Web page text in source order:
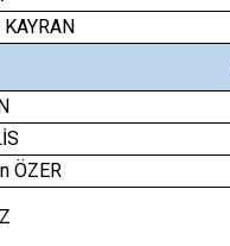
ÖZER